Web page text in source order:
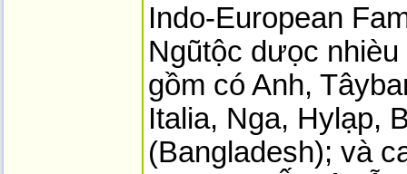
Indo-European
Ngũtộc dưọc
gồm có Anh,
Italia, Nga, Hylạp,
(Bangladesh); và